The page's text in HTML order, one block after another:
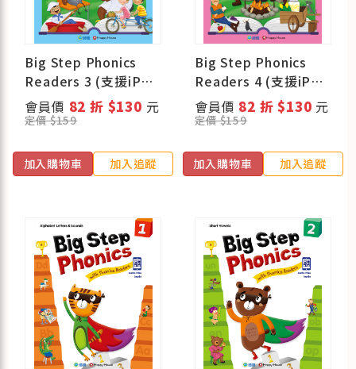
Big Step Phonics
Readers 3 (支援iPEN
點讀筆)
會員價 82 折 $130 元
定價 $159
加入購物車 加入追蹤
Big Step Phonics
Readers 4 (支援iPEN
點讀筆)
會員價 82 折 $130 元
定價 $159
加入購物車 加入追蹤